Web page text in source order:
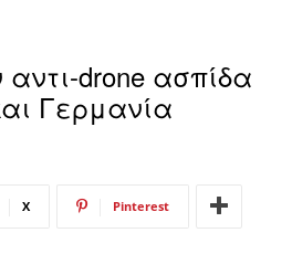
drone ασπίδα
Γερμανία
X Pinterest